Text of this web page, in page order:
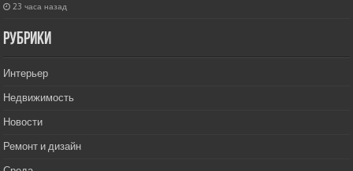
23 часа назад
РУбрики
Интерьер
Недвижимость
Новости
Ремонт и дизайн